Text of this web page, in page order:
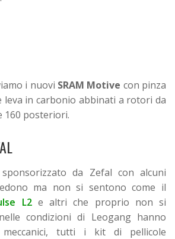
i nuovi SRAM Motive con pinza
in carbonio abbinati a rotori da
160 posteriori.
da Zefal con alcuni
ma non si sentono come il
L2e altri che proprio non si
condizioni di Leogang hanno
tutti i kit di pellicole